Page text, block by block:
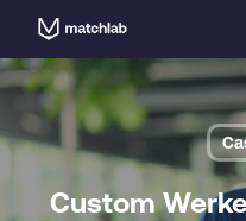
main
content
Custom